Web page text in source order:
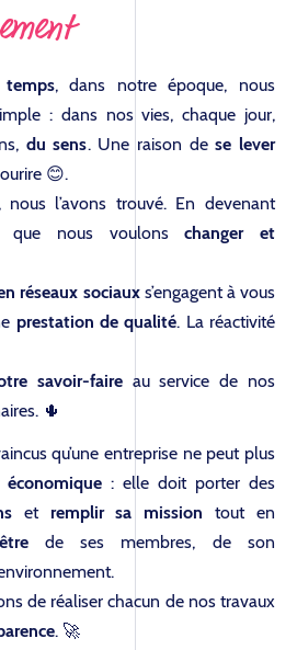
, dans notre époque, nous
: dans nos vies, chaque jour,
du sens. Une raison dese lever
😊.
, nous l’avons trouvé. En devenant
que nous voulonschanger et
réseaux sociauxs’engagent à vous
prestation de qualité. La réactivité
savoir-faire au service de nos
🌵
qu’une entreprise ne peut plus
: elle doit porter des
et remplir sa mission tout en
de ses membres, de son
de réaliser chacun de nos travaux
. 🚀